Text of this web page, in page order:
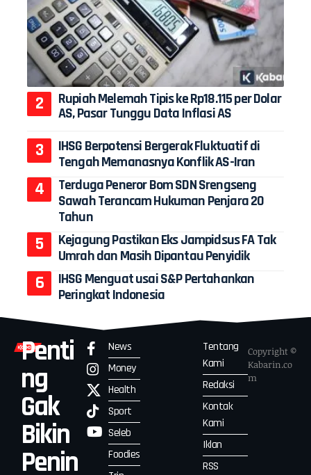
Rupiah Melemah Tipis ke Rp18.115 per Dolar
AS, Pasar Tunggu Data Inflasi AS
IHSG Berpotensi Bergerak Fluktuatif di
Tengah Memanasnya Konflik AS-Iran
Terduga Peneror Bom SDN Srengseng
Sawah Terancam Hukuman Penjara 20
Tahun
Kejagung Pastikan Eks Jampidsus FA Tak
Umrah dan Masih Dipantau Penyidik
IHSG Menguat usai S&P Pertahankan
Peringkat Indonesia
Penti
ng
Gak
Bikin
Penin
News
Money
Health
Sport
Seleb
Foodies
Tentang
Kami
Redaksi
Kontak
Kami
Iklan
RSS
Copyright ©
Kabarin.co
m